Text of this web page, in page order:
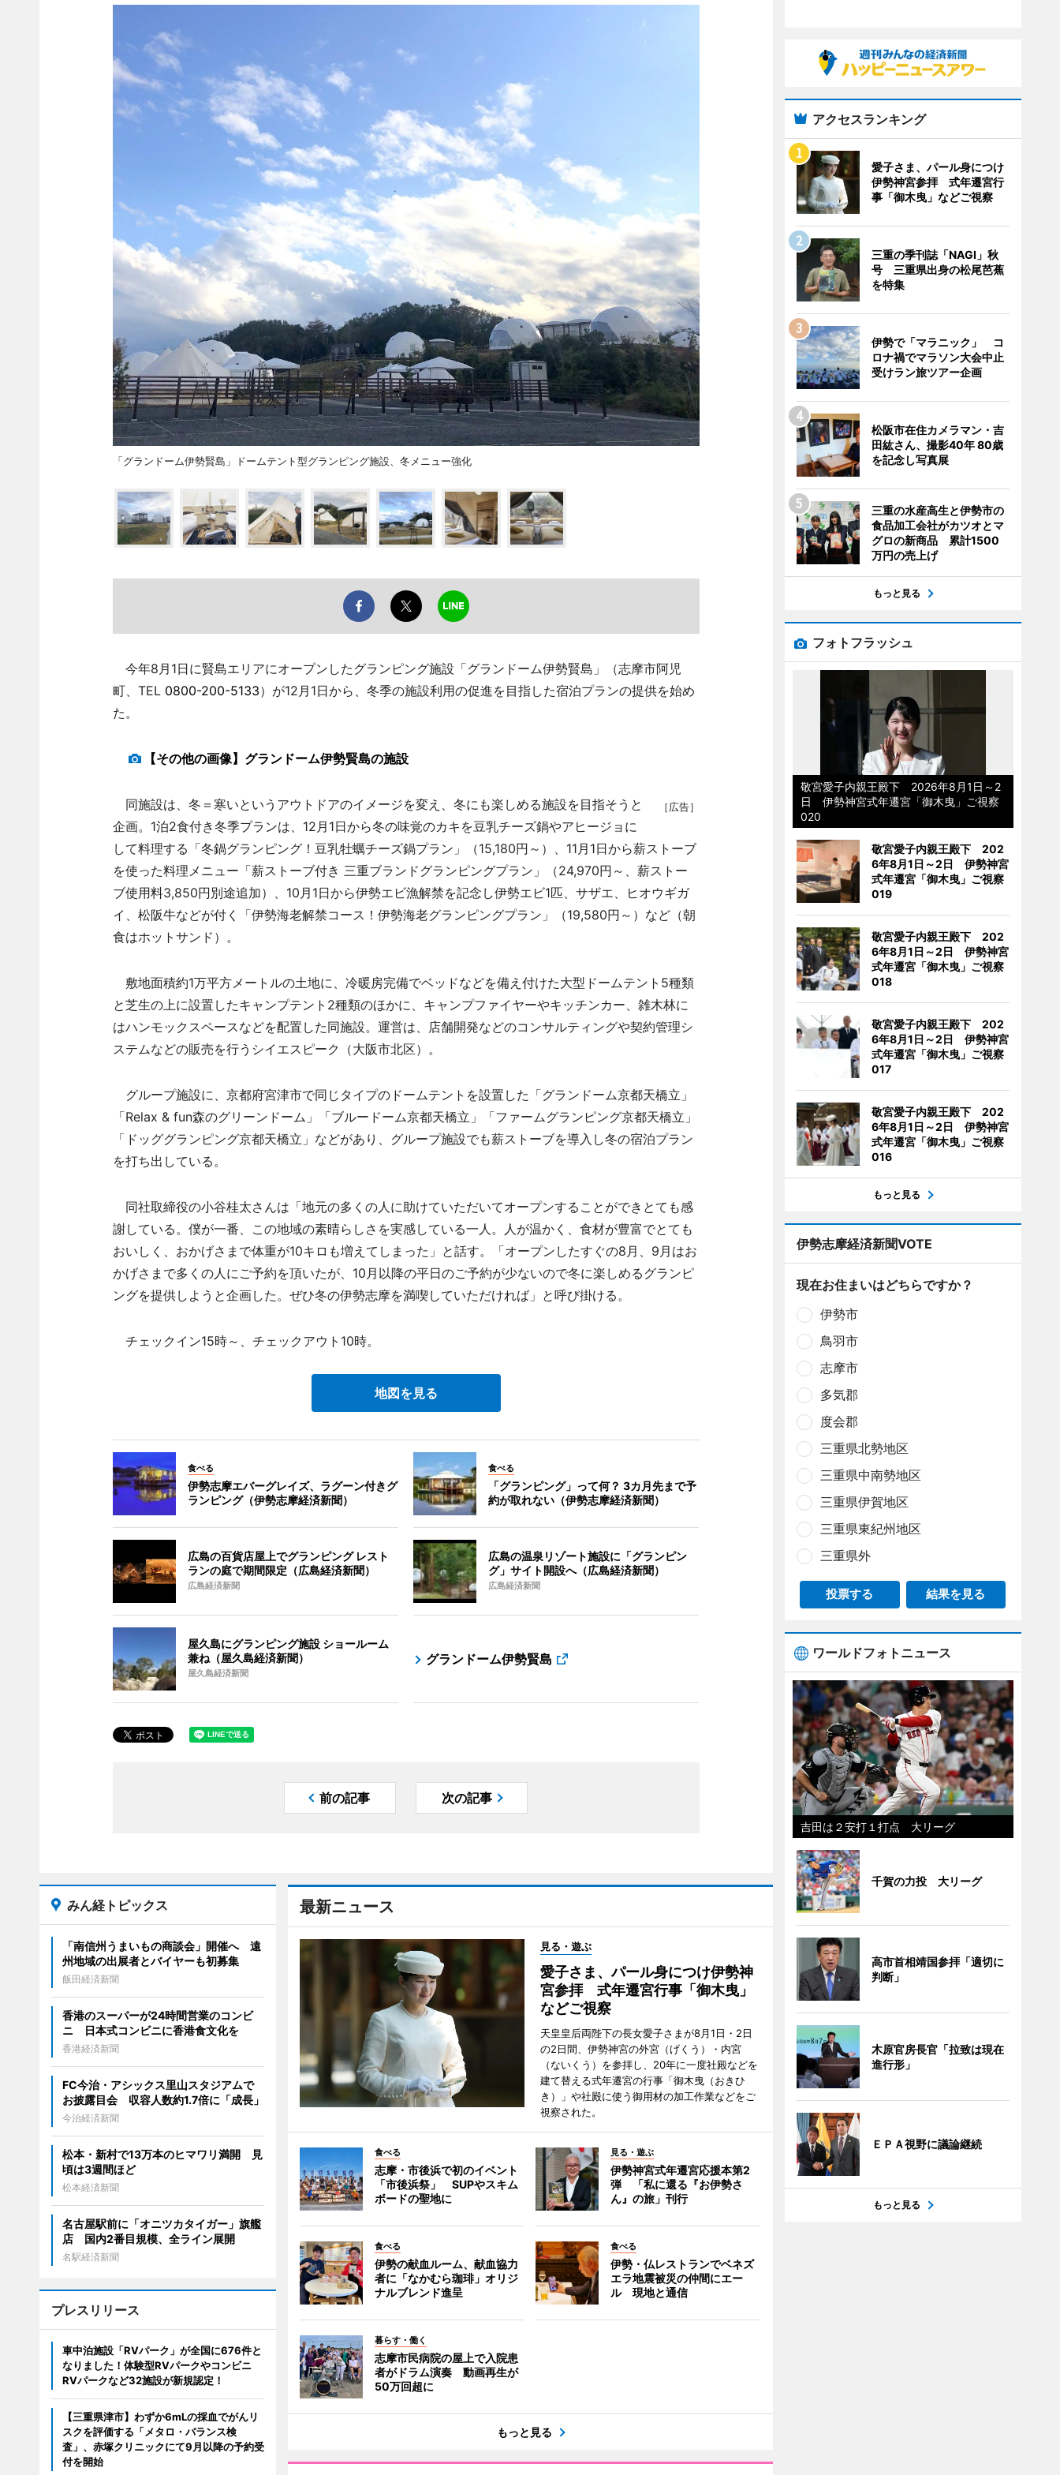
「グランドーム伊勢賢島」ドームテント型グランピング施設、冬メニュー強化
今年8月1日に賢島エリアにオープンしたグランピング施設「グランドーム伊勢賢島」（志摩市阿児
町、TEL 0800-200-5133）が12月1日から、冬季の施設利用の促進を目指した宿泊プランの提供を始め
た。
【その他の画像】グランドーム伊勢賢島の施設
［広告］
同施設は、冬＝寒いというアウトドアのイメージを変え、冬にも楽しめる施設を目指そうと
企画。1泊2食付き冬季プランは、12月1日から冬の味覚のカキを豆乳チーズ鍋やアヒージョに
して料理する「冬鍋グランピング！豆乳牡蠣チーズ鍋プラン」（15,180円～）、11月1日から薪ストーブ
を使った料理メニュー「薪ストーブ付き 三重ブランドグランピングプラン」（24,970円～、薪ストー
ブ使用料3,850円別途追加）、10月1日から伊勢エビ漁解禁を記念し伊勢エビ1匹、サザエ、ヒオウギガ
イ、松阪牛などが付く「伊勢海老解禁コース！伊勢海老グランピングプラン」（19,580円～）など（朝
食はホットサンド）。
敷地面積約1万平方メートルの土地に、冷暖房完備でベッドなどを備え付けた大型ドームテント5種類
と芝生の上に設置したキャンプテント2種類のほかに、キャンプファイヤーやキッチンカー、雑木林に
はハンモックスペースなどを配置した同施設。運営は、店舗開発などのコンサルティングや契約管理シ
ステムなどの販売を行うシイエスピーク（大阪市北区）。
グループ施設に、京都府宮津市で同じタイプのドームテントを設置した「グランドーム京都天橋立」
「Relax & fun森のグリーンドーム」「ブルードーム京都天橋立」「ファームグランピング京都天橋立」
「ドッググランピング京都天橋立」などがあり、グループ施設でも薪ストーブを導入し冬の宿泊プラン
を打ち出している。
同社取締役の小谷桂太さんは「地元の多くの人に助けていただいてオープンすることができとても感
謝している。僕が一番、この地域の素晴らしさを実感している一人。人が温かく、食材が豊富でとても
おいしく、おかげさまで体重が10キロも増えてしまった」と話す。「オープンしたすぐの8月、9月はお
かげさまで多くの人にご予約を頂いたが、10月以降の平日のご予約が少ないので冬に楽しめるグランピ
ングを提供しようと企画した。ぜひ冬の伊勢志摩を満喫していただければ」と呼び掛ける。
チェックイン15時～、チェックアウト10時。
地図を見る
食べる
伊勢志摩エバーグレイズ、ラグーン付きグ
ランピング（伊勢志摩経済新聞）
食べる
「グランピング」って何？ 3カ月先まで予
約が取れない（伊勢志摩経済新聞）
広島の百貨店屋上でグランピング レスト
ランの庭で期間限定（広島経済新聞）
広島経済新聞
広島の温泉リゾート施設に「グランピン
グ」サイト開設へ（広島経済新聞）
広島経済新聞
屋久島にグランピング施設 ショールーム
兼ね（屋久島経済新聞）
屋久島経済新聞
グランドーム伊勢賢島
前の記事 次の記事
最新ニュース
見る・遊ぶ
愛子さま、パール身につけ伊勢神
宮参拝 式年遷宮行事「御木曳」
などご視察
天皇皇后両陛下の長女愛子さまが8月1日・2日
の2日間、伊勢神宮の外宮（げくう）・内宮
（ないくう）を参拝し、20年に一度社殿などを
建て替える式年遷宮の行事「御木曳（おきひ
き）」や社殿に使う御用材の加工作業などをご
視察された。
食べる
志摩・市後浜で初のイベント
「市後浜祭」 SUPやスキム
ボードの聖地に
見る・遊ぶ
伊勢神宮式年遷宮応援本第2
弾 「私に還る『お伊勢さ
ん』の旅」刊行
食べる
伊勢の献血ルーム、献血協力
者に「なかむら珈琲」オリジ
ナルブレンド進呈
食べる
伊勢・仏レストランでベネズ
エラ地震被災の仲間にエー
ル 現地と通信
暮らす・働く
志摩市民病院の屋上で入院患
者がドラム演奏 動画再生が
50万回超に
もっと見る
みん経トピックス
「南信州うまいもの商談会」開催へ 遠
州地域の出展者とバイヤーも初募集
飯田経済新聞
香港のスーパーが24時間営業のコンビ
ニ 日本式コンビニに香港食文化を
香港経済新聞
FC今治・アシックス里山スタジアムで
お披露目会 収容人数約1.7倍に「成長」
今治経済新聞
松本・新村で13万本のヒマワリ満開 見
頃は3週間ほど
松本経済新聞
名古屋駅前に「オニツカタイガー」旗艦
店 国内2番目規模、全ライン展開
名駅経済新聞
プレスリリース
車中泊施設「RVパーク」が全国に676件と
なりました！体験型RVパークやコンビニ
RVパークなど32施設が新規認定！
【三重県津市】わずか6mLの採血でがんリ
スクを評価する「メタロ・バランス検
査」、赤塚クリニックにて9月以降の予約受
付を開始
アクセスランキング
愛子さま、パール身につけ
伊勢神宮参拝 式年遷宮行
事「御木曳」などご視察
三重の季刊誌「NAGI」秋
号 三重県出身の松尾芭蕉
を特集
伊勢で「マラニック」 コ
ロナ禍でマラソン大会中止
受けラン旅ツアー企画
松阪市在住カメラマン・吉
田紘さん、撮影40年 80歳
を記念し写真展
三重の水産高生と伊勢市の
食品加工会社がカツオとマ
グロの新商品 累計1500
万円の売上げ
もっと見る
フォトフラッシュ
敬宮愛子内親王殿下 2026年8月1日～2
日 伊勢神宮式年遷宮「御木曳」ご視察
020
敬宮愛子内親王殿下 202
6年8月1日～2日 伊勢神宮
式年遷宮「御木曳」ご視察
019
敬宮愛子内親王殿下 202
6年8月1日～2日 伊勢神宮
式年遷宮「御木曳」ご視察
018
敬宮愛子内親王殿下 202
6年8月1日～2日 伊勢神宮
式年遷宮「御木曳」ご視察
017
敬宮愛子内親王殿下 202
6年8月1日～2日 伊勢神宮
式年遷宮「御木曳」ご視察
016
もっと見る
伊勢志摩経済新聞VOTE
現在お住まいはどちらですか？
伊勢市
鳥羽市
志摩市
多気郡
度会郡
三重県北勢地区
三重県中南勢地区
三重県伊賀地区
三重県東紀州地区
三重県外
投票する 結果を見る
ワールドフォトニュース
吉田は２安打１打点 大リーグ
千賀の力投 大リーグ
高市首相靖国参拝「適切に
判断」
木原官房長官「拉致は現在
進行形」
ＥＰＡ視野に議論継続
もっと見る